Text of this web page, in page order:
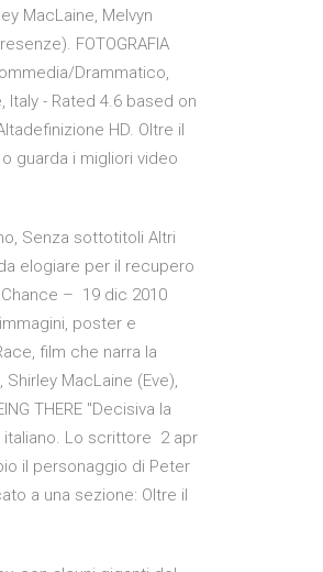
MacLaine, Melvyn
FOTOGRAFIA
Drammatico,
Italy - Rated 4.6 based on
HD. Oltre il
guarda i migliori video
Senza sottotitoli Altri
elogiare per il recupero
– 19 dic 2010
poster e
film che narra la
Shirley MacLaine (Eve),
THERE "Decisiva la
Lo scrittore 2 apr
il personaggio di Peter
a una sezione: Oltre il